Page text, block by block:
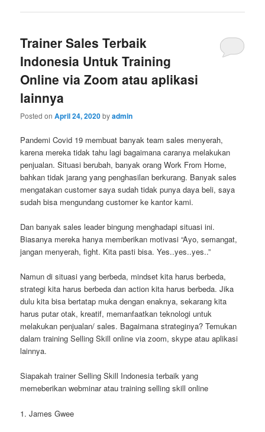
Trainer Sales Terbaik
Indonesia Untuk Training
Online via Zoom atau aplikasi
lainnya
Posted onApril 24, 2020byadmin
Pandemi Covid 19 membuat banyak team sales menyerah,
karena mereka tidak tahu lagi bagaimana caranya melakukan
penjualan. Situasi berubah, banyak orang Work From Home,
bahkan tidak jarang yang penghasilan berkurang. Banyak sales
mengatakan customer saya sudah tidak punya daya beli, saya
sudah bisa mengundang customer ke kantor kami.
Dan banyak sales leader bingung menghadapi situasi ini.
Biasanya mereka hanya memberikan motivasi “Ayo, semangat,
jangan menyerah, fight. Kita pasti bisa. Yes..yes..yes..”
Namun di situasi yang berbeda, mindset kita harus berbeda,
strategi kita harus berbeda dan action kita harus berbeda. Jika
dulu kita bisa bertatap muka dengan enaknya, sekarang kita
harus putar otak, kreatif, memanfaatkan teknologi untuk
melakukan penjualan/ sales. Bagaimana strateginya? Temukan
dalam training Selling Skill online via zoom, skype atau aplikasi
lainnya.
Siapakah trainer Selling Skill Indonesia terbaik yang
memeberikan webminar atau training selling skill online
1. James Gwee